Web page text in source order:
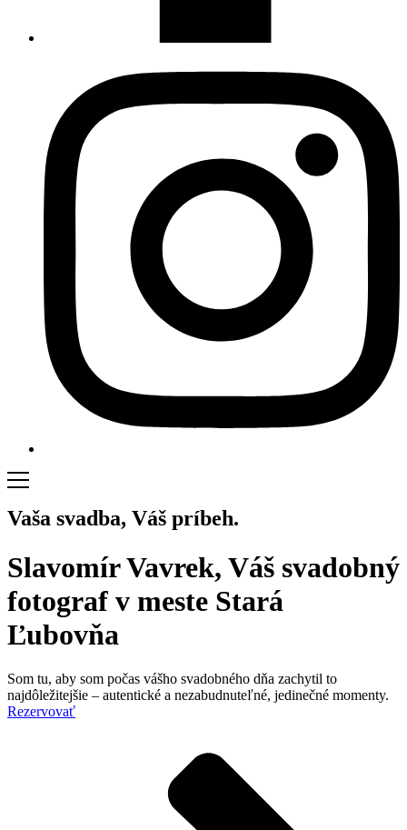
Vaša svadba, Váš príbeh.
Slavomír Vavrek, Váš svadobný
fotograf v meste Stará
Ľubovňa
Som tu, aby som počas vášho svadobného dňa zachytil to
najdôležitejšie – autentické a nezabudnuteľné, jedinečné momenty.
Rezervovať